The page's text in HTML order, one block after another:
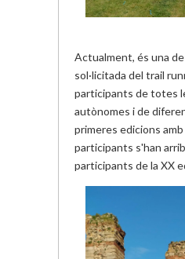
Actualment, és una
sol·licitada del trail
participants de totes
autònomes i de
primeres edicions
participants s'han
participants de la XX